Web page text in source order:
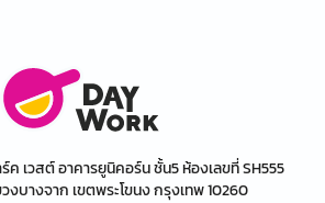
ร์ค เวสต์ อาคารยูนิคอร์น ชั้น5 ห้องเลขที่ SH555
บางจาก เขตพระโขนง กรุงเทพ 10260